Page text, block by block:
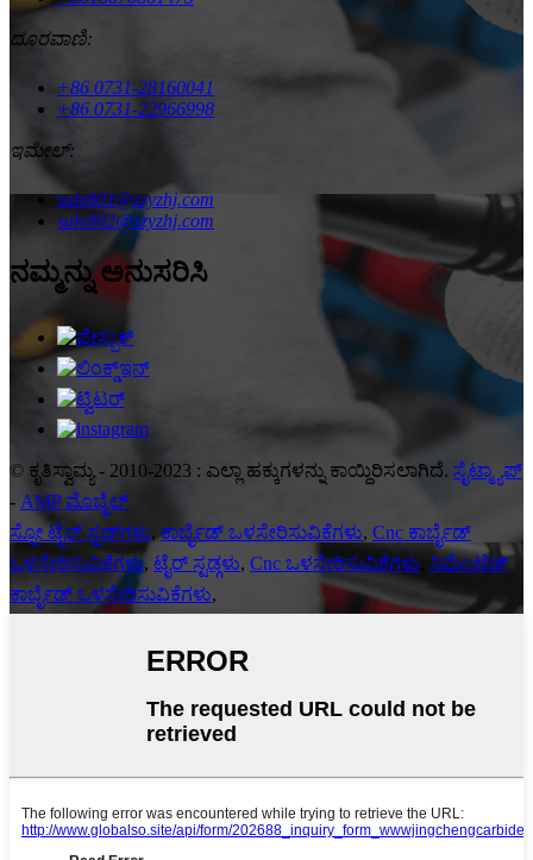
ದೂರವಾಣಿ:
+86 0731-28160041
+86 0731-22966998
ಇಮೇಲ್:
sale801@zzyzhj.com
sale802@zzyzhj.com
ನಮ್ಮನ್ನು ಅನುಸರಿಸಿ
© ಕೃತಿಸ್ವಾಮ್ಯ - 2010-2023 : ಎಲ್ಲಾ ಹಕ್ಕುಗಳನ್ನು ಕಾಯ್ದಿರಿಸಲಾಗಿದೆ. ಸೈಟ್ಮ್ಯಾಪ್
- AMP ಮೊಬೈಲ್
ಸ್ನೋ ಟೈರ್ ಸ್ಟಡ್‌ಗಳು, ಕಾರ್ಬೈಡ್ ಒಳಸೇರಿಸುವಿಕೆಗಳು, Cnc ಕಾರ್ಬೈಡ್
ಒಳಸೇರಿಸುವಿಕೆಗಳು, ಟೈರ್ ಸ್ಟಡ್ಗಳು, Cnc ಒಳಸೇರಿಸುವಿಕೆಗಳು ಸಿಮೆಂಟೆಡ್
ಕಾರ್ಬೈಡ್ ಒಳಸೇರಿಸುವಿಕೆಗಳು,